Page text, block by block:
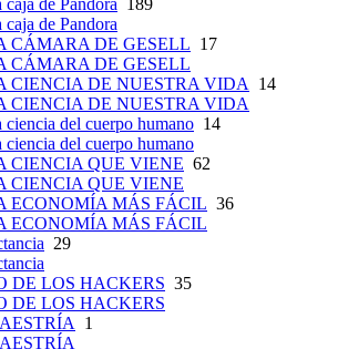
caja de Pandora 189
caja de Pandora
CÁMARA DE GESELL 17
CÁMARA DE GESELL
CIENCIA DE NUESTRA VIDA
14
CIENCIA DE NUESTRA VIDA
ciencia del cuerpo humano 14
ciencia del cuerpo humano
CIENCIA QUE VIENE 62
CIENCIA QUE VIENE
ECONOMÍA MÁS FÁCIL 36
ECONOMÍA MÁS FÁCIL
29
DE LOS HACKERS 35
DE LOS HACKERS
1